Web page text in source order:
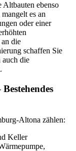
ebenso
es an
oder einer
die
schaffen Sie
auch die
Altona zählen:
Keller